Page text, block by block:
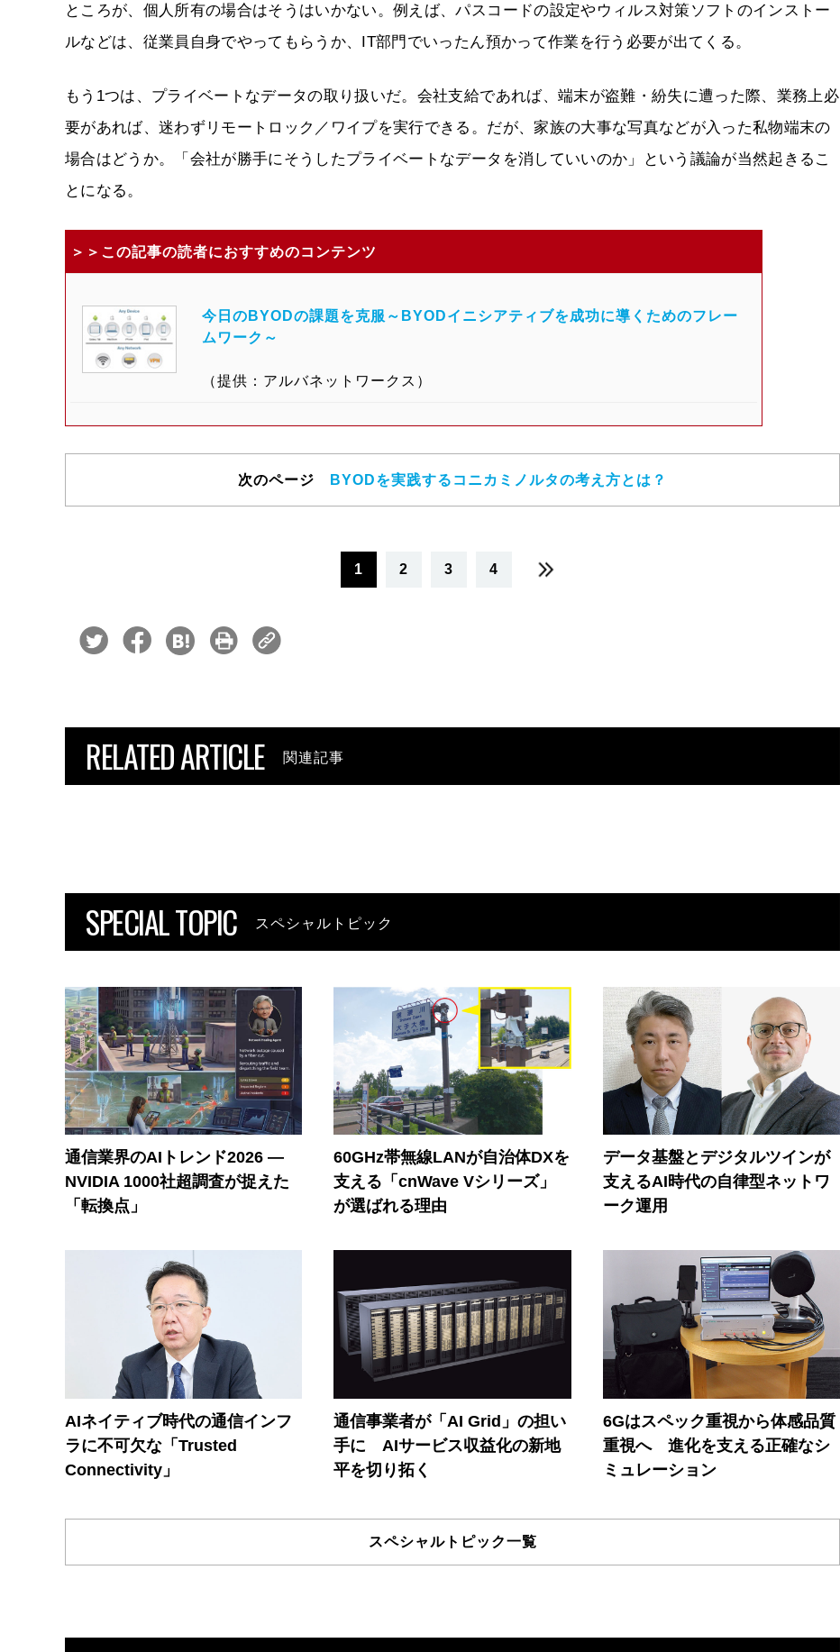
ところが、個人所有の場合はそうはいかない。例えば、パスコードの設定やウィルス対策ソフトのインストー
ルなどは、従業員自身でやってもらうか、IT部門でいったん預かって作業を行う必要が出てくる。
もう1つは、プライベートなデータの取り扱いだ。会社支給であれば、端末が盗難・紛失に遭った際、業務上必
要があれば、迷わずリモートロック／ワイプを実行できる。だが、家族の大事な写真などが入った私物端末の
場合はどうか。「会社が勝手にそうしたプライベートなデータを消していいのか」という議論が当然起きるこ
とになる。
＞＞この記事の読者におすすめのコンテンツ
今日のBYODの課題を克服～BYODイニシアティブを成功に導くためのフレー
ムワーク～
（提供：アルバネットワークス）
次のページ BYODを実践するコニカミノルタの考え方とは？
1 2 3 4
RELATED ARTICLE 関連記事
SPECIAL TOPIC スペシャルトピック
通信業界のAIトレンド2026 ―
NVIDIA 1000社超調査が捉えた
「転換点」
60GHz帯無線LANが自治体DXを
支える「cnWave Vシリーズ」
が選ばれる理由
データ基盤とデジタルツインが
支えるAI時代の自律型ネットワ
ーク運用
AIネイティブ時代の通信インフ
ラに不可欠な「Trusted
Connectivity」
通信事業者が「AI Grid」の担い
手に AIサービス収益化の新地
平を切り拓く
6Gはスペック重視から体感品質
重視へ 進化を支える正確なシ
ミュレーション
スペシャルトピック一覧